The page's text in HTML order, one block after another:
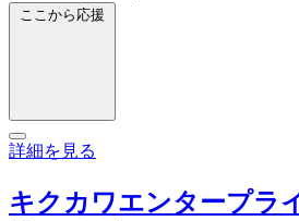
ここから応援
詳細を見る
キクカワエンタープラ